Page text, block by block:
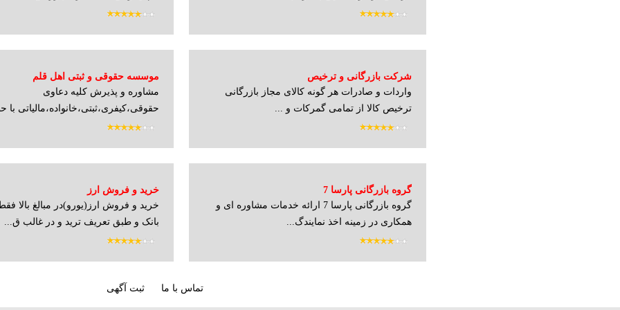
شرکت بازرگانی و ترخیص
واردات و صادرات هر گونه کالای مجاز بازرگانی
ترخیص کالا از تمامی گمرکات و ...
موسسه حقوقی و ثبتی اهل قلم
مشاوره و پذیرش کلیه دعاوی
حقوقی،کیفری،ثبتی،خانواده،مالیاتی
ب...
گروه بازرگانی پارسا 7
گروه بازرگانی پارسا 7 ارائه خدمات مشاوره ای و
همکاری در زمینه اخذ نمایندگ...
خريد و فروش ارز
خريد و فروش ارز(يورو)در مبالغ بالا
بانک و طبق تعريف تريد و در غالب ق...
تماس با ما ثبت آگهی